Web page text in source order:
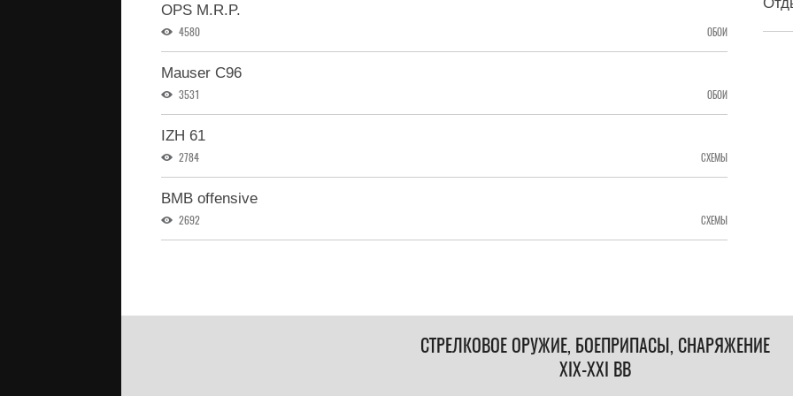
OPS M.R.P.
4580 ОБОИ
Mauser C96
3531 ОБОИ
IZH 61
2784 СХЕМЫ
BMB offensive
2692 СХЕМЫ
СТРЕЛКОВОЕ ОРУЖИЕ, БОЕПРИПАСЫ, СНАРЯЖЕНИЕ
XIX-XXI ВВ